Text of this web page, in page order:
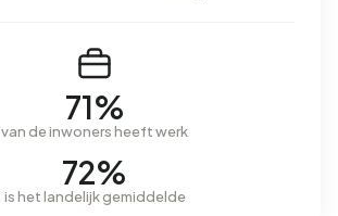
71%
van de inwoners heeft werk
72%
is het landelijk gemiddelde